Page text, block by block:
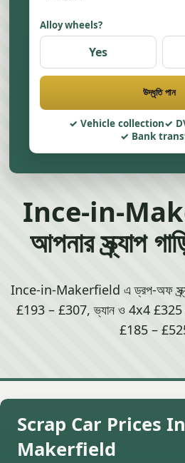
Alloy wheels?
Yes
উদ্ধৃতি পান
Vehicle collection
Bank
Ince-in-
আপনার স্ক্র্যাপ
Ince-in-Makerfield এ ড্রপ-অফ
£193 – £307, ভ্যান ও 4x4 £325
£185 –
Scrap Car Prices
Makerfield